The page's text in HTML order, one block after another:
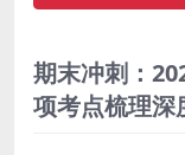
期末冲刺：
项考点梳理深